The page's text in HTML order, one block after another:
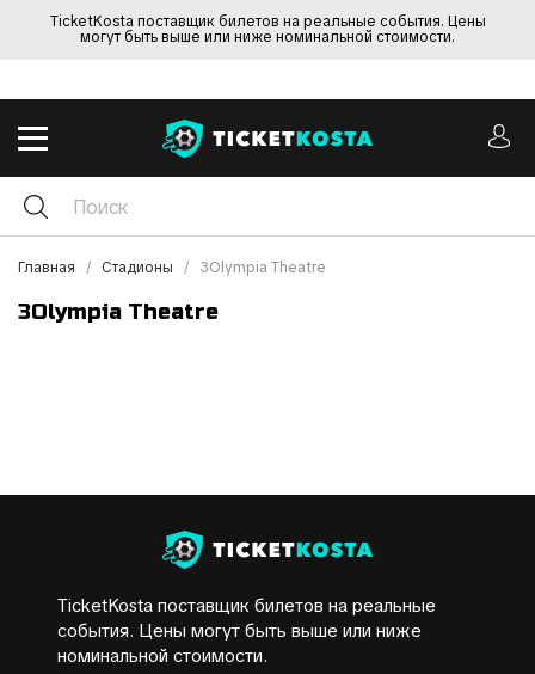
TicketKosta поставщик билетов на реальные события. Цены
могут быть выше или ниже номинальной стоимости.
Главная Стадионы 3Olympia Theatre
3Olympia Theatre
TicketKosta поставщик билетов на реальные
события. Цены могут быть выше или ниже
номинальной стоимости.